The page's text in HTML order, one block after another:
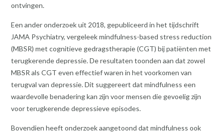
ontvingen.
Een ander onderzoek uit 2018, gepubliceerd in het tijdschrift
JAMA Psychiatry, vergeleek mindfulness-based stress reduction
(MBSR) met cognitieve gedragstherapie (CGT) bij patiënten met
terugkerende depressie. De resultaten toonden aan dat zowel
MBSR als CGT even effectief waren in het voorkomen van
terugval van depressie. Dit suggereert dat mindfulness een
waardevolle benadering kan zijn voor mensen die gevoelig zijn
voor terugkerende depressieve episodes.
Bovendien heeft onderzoek aangetoond dat mindfulness ook